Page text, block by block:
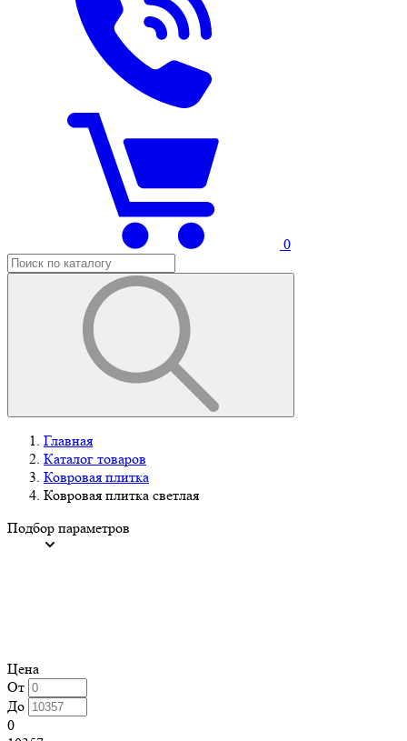
0
Главная
Каталог товаров
Ковровая плитка
Ковровая плитка светлая
Подбор параметров
Цена
От
До
0